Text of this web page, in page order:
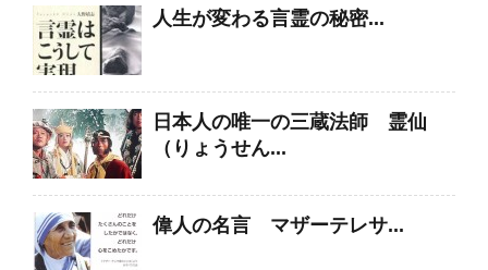
人生が変わる言霊の秘密...
日本人の唯一の三蔵法師 霊仙
（りょうせん...
偉人の名言 マザーテレサ...